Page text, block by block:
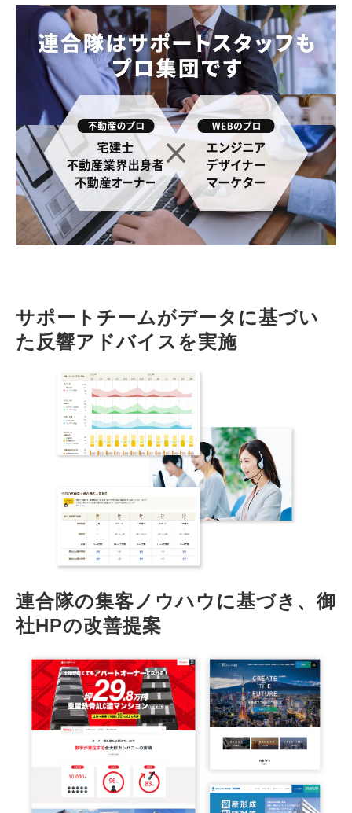
サポートチームがデータに基づい
た反響アドバイスを実施
連合隊の集客ノウハウに基づき、御
社HPの改善提案